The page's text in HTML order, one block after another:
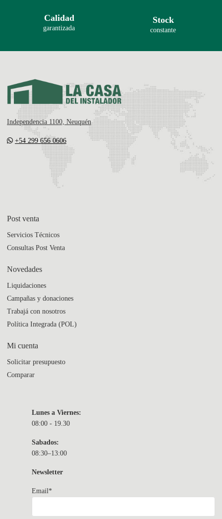
Calidad
garantizada
Stock
constante
Independencia 1100, Neuquén
+54 299 656 0606
Post venta
Servicios Técnicos
Consultas Post Venta
Novedades
Liquidaciones
Campañas y donaciones
Trabajá con nosotros
Política Integrada (POL)
Mi cuenta
Solicitar presupuesto
Comparar
Lunes a Viernes:
08:00 - 19.30
Sabados:
08:30–13:00
Newsletter
Email*